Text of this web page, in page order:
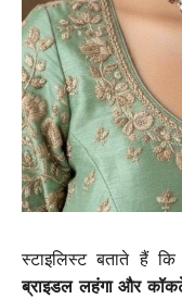
स्टाइलिस्ट बताते हैं
ब्राइडल लहंगा और